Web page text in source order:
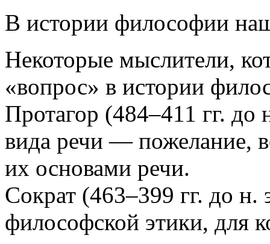
В истории философии
Некоторые мыслители,
«вопрос» в истории
Протагор (484–411 гг.
вида речи — пожелание,
их основами речи.
Сократ (463–399 гг. до
философской этики, для